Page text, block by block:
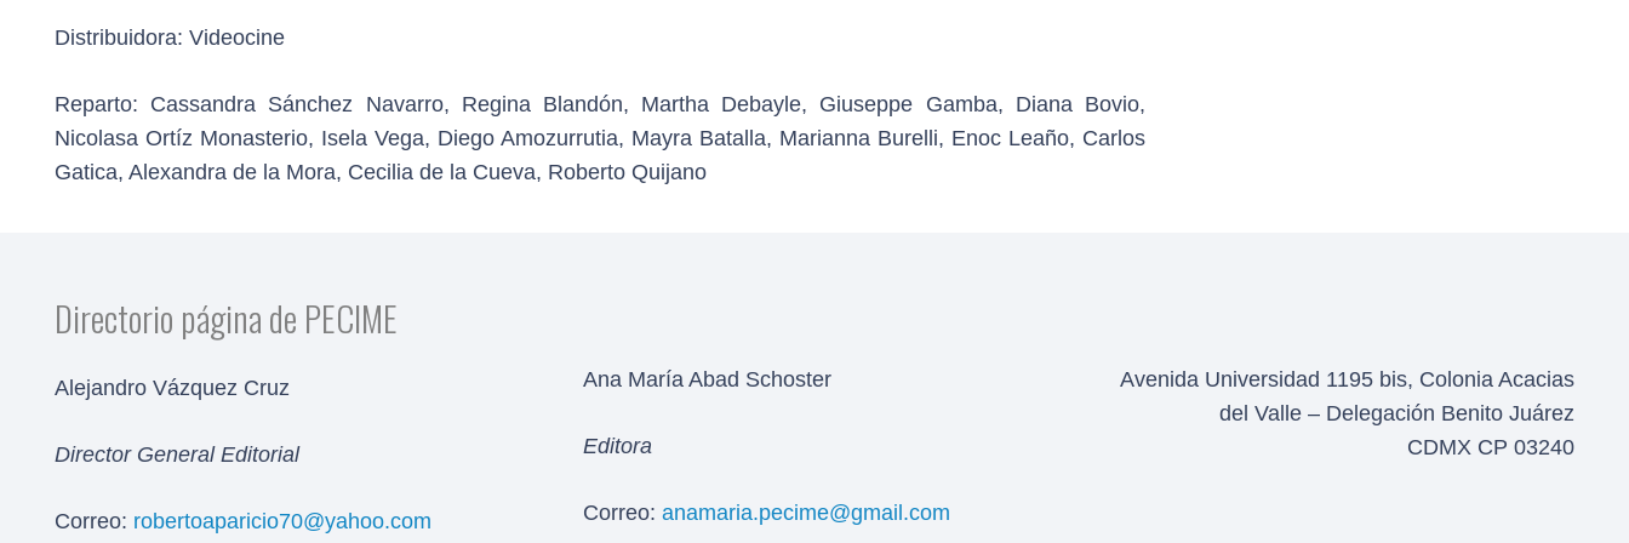
Distribuidora: Videocine
Reparto: Cassandra Sánchez Navarro, Regina Blandón, Martha Debayle, Giuseppe Gamba, Diana Bovio,
Nicolasa Ortíz Monasterio, Isela Vega, Diego Amozurrutia, Mayra Batalla, Marianna Burelli, Enoc Leaño, Carlos
Gatica, Alexandra de la Mora, Cecilia de la Cueva, Roberto Quijano
Directorio página de PECIME
Alejandro Vázquez Cruz
Director General Editorial
Correo: robertoaparicio70@yahoo.com
Ana María Abad Schoster
Editora
Correo: anamaria.pecime@gmail.com
Avenida Universidad 1195 bis, Colonia Acacias
del Valle – Delegación Benito Juárez
CDMX CP 03240